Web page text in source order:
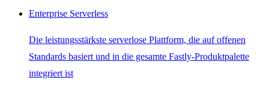
Enterprise Serverless
Die leistungsstärkste serverlose Plattform, die auf offenen
Standards basiert und in die gesamte Fastly-Produktpalette
integriert ist